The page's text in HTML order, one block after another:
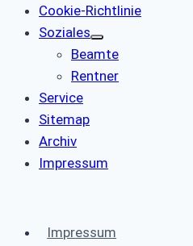
Cookie-Richtlinie
Soziales
Beamte
Rentner
Service
Sitemap
Archiv
Impressum
Impressum